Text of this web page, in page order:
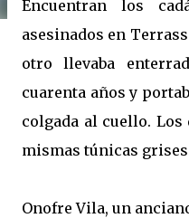
Encuentran los
asesinados en
otro llevaba
cuarenta años y
colgada al cuello. Los
mismas túnicas
Onofre Vila, un